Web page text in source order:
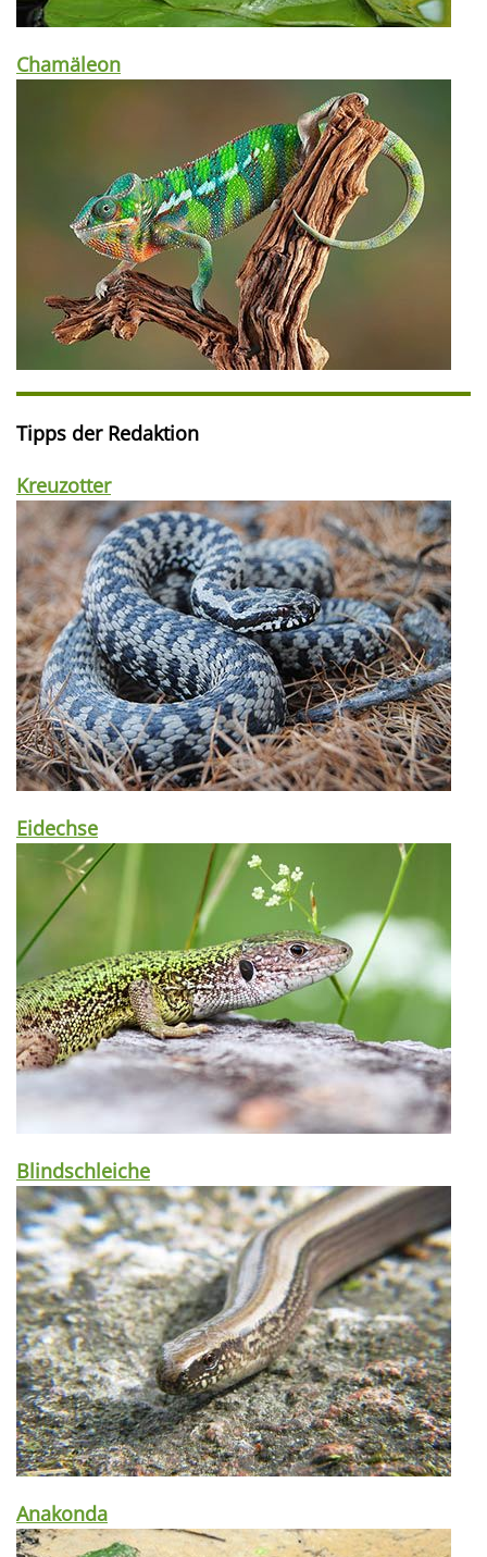
Chamäleon
Tipps der Redaktion
Kreuzotter
Eidechse
Blindschleiche
Anakonda